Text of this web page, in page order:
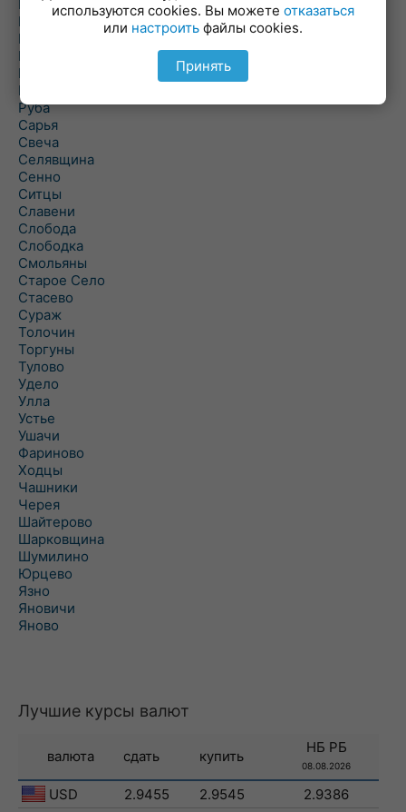
Погоща
Подсвилье
Полоцк
Поставы
Прозороки
Россоны
Руба
Сарья
Свеча
Селявщина
Сенно
Ситцы
Славени
Слобода
Слободка
Смольяны
Старое Село
Стасево
Сураж
Толочин
Торгуны
Тулово
Удело
Улла
Устье
Ушачи
Фариново
Ходцы
Чашники
Черея
Шайтерово
Шарковщина
Шумилино
Юрцево
Язно
Яновичи
Яново
Лучшие курсы валют
валюта сдать купить
НБ РБ
08.08.2026
USD 2.9455 2.9545
2.9386
используются cookies. Вы можете отказаться
или настроить файлы cookies.
Принять